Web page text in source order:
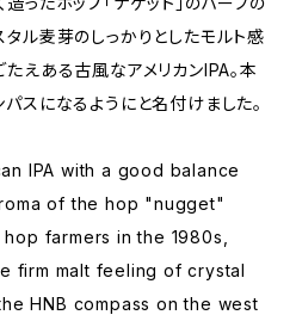
タル麦芽のしっかりとしたモルト感
たえある古風なアメリカンIPA。本
スになるようにと名付けました。
IPA with a good balance
of the hop "nugget"
farmers in the 1980s,
firm malt feeling of crystal
HNB compass on the west